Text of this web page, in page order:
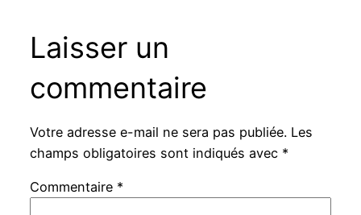
Laisser un
commentaire
Votre adresse e-mail ne sera pas publiée. Les
champs obligatoires sont indiqués avec *
Commentaire *